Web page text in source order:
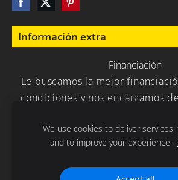
Información extra
Financiación
Le buscamos la mejor
condiciones y nos encargamos
We use cookies to deliver
and to improve your experience.